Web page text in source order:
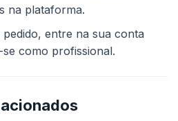
na plataforma.
entre na sua conta
como profissional.